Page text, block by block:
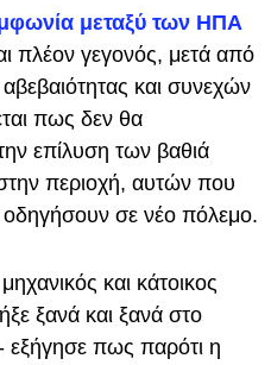
μεταξύ των ΗΠΑ
πλέον γεγονός, μετά από
και συνεχών
πως δεν θα
επίλυση των βαθιά
περιοχή, αυτών που
οδηγήσουν σε νέο πόλεμο.
και κάτοικος
ξανά και ξανά στο
εξήγησε πως παρότι η